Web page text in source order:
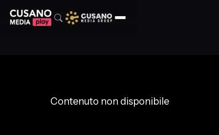
Contenuto non disponibile